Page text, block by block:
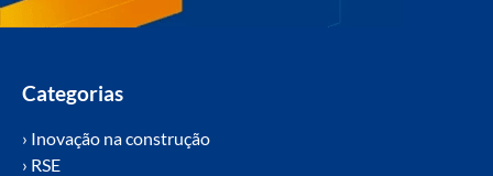
Categorias
› Inovação na construção
› RSE